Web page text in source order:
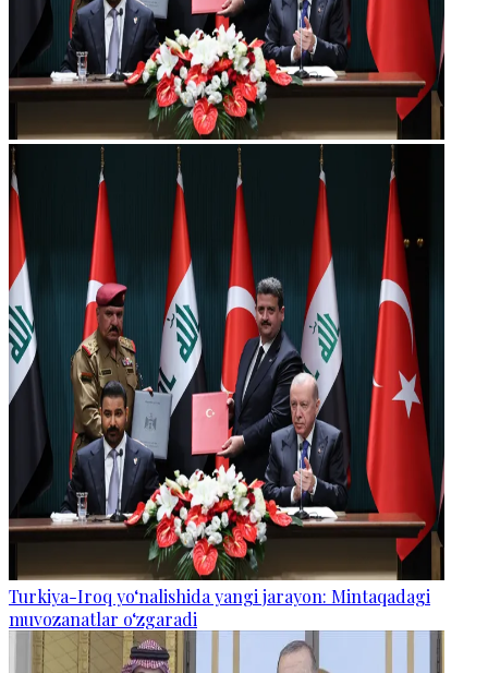
Turkiya-Iroq yo‘nalishida yangi jarayon: Mintaqadagi
muvozanatlar o‘zgaradi